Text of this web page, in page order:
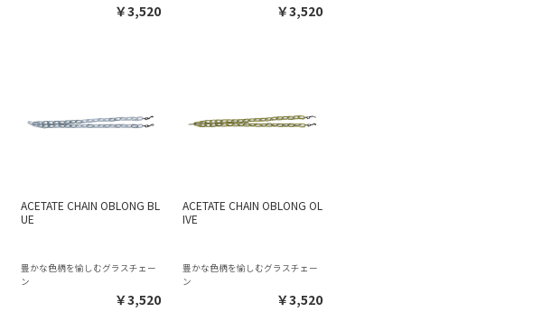
￥3,520 ￥3,520
ACETATE CHAIN OBLONG BL
UE
豊かな色柄を愉しむグラスチェー
ン
￥3,520
ACETATE CHAIN OBLONG OL
IVE
豊かな色柄を愉しむグラスチェー
ン
￥3,520